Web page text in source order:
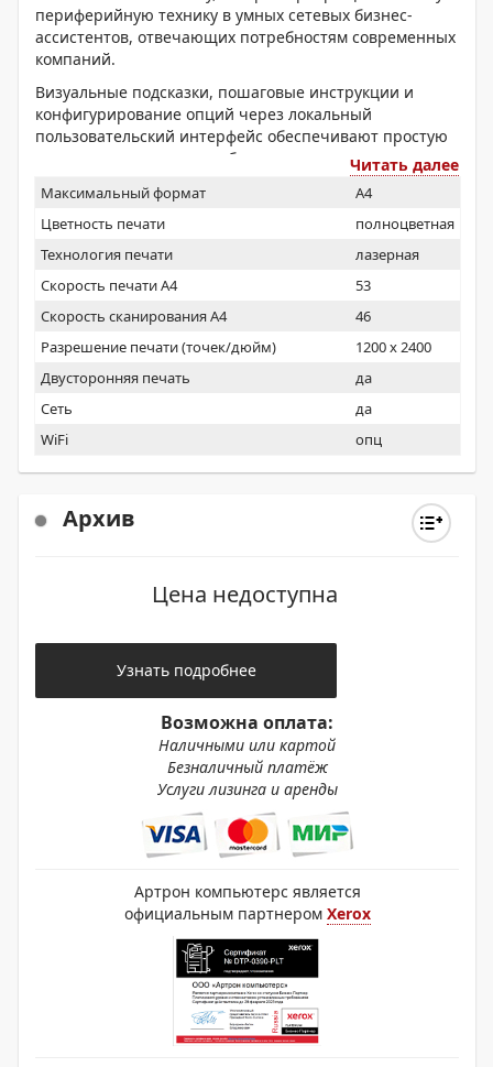
периферийную технику в умных сетевых бизнес-
ассистентов, отвечающих потребностям современных
компаний.
Визуальные подсказки, пошаговые инструкции и
конфигурирование опций через локальный
пользовательский интерфейс обеспечивают простую
и легкую эксплуатацию оборудования.
Эта комплектация аппарата оснащена
Читать далее
Максимальный формат
A4
Цветность печати
полноцветная
Технология печати
лазерная
Скорость печати А4
53
Скорость сканирования А4
46
Разрешение печати (точек/дюйм)
1200 x 2400
Двусторонняя печать
да
Сеть
да
WiFi
опц
Архив
Цена недоступна
Узнать подробнее
Возможна оплата:
Наличными или картой
Безналичный платёж
Услуги лизинга и аренды
Артрон компьютерс является
официальным партнером Xerox